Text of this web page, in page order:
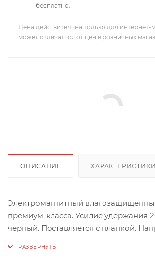
- бесплатно.
Цена действительна только для интернет-
может отличаться от цен в розничных
ОПИСАНИЕ ХАРАКТЕРИСТИКИ
Электромагнитный
премиум-класса. Усилие удержания
черный. Поставляется с планкой.